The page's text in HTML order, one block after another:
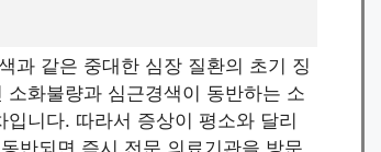
과 같은 중대한 심장 질환의 초기 징
화불량과 심근경색이 동반하는 소
니다. 따라서 증상이 평소와 달리
반되면 즉시 전문 의료기관을 방문